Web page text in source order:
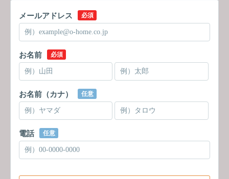
メールアドレス 必須
お名前 必須
お名前（カナ） 任意
電話 任意